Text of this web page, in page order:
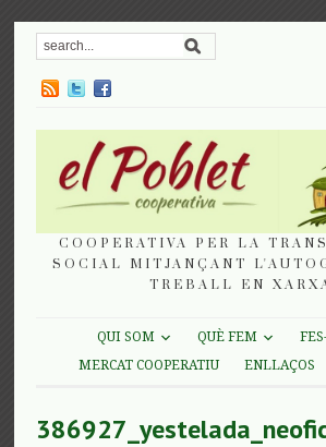
COOPERATIVA PER LA
SOCIAL MITJANÇANT
TREBALL EN
QUI SOM QUÈ FEM
MERCAT COOPERATIU
ENLLAÇOS